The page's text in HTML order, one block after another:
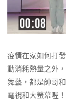
疫情在家如何打
動消耗熱量之外
舞藝，都是帥哥
電視和大螢幕喔！